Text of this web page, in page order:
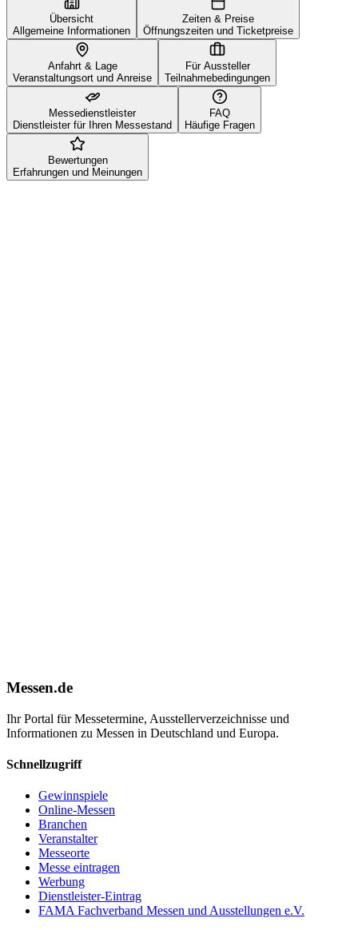
Übersicht
Allgemeine Informationen
Zeiten & Preise
Öffnungszeiten und Ticketpreise
Anfahrt & Lage
Veranstaltungsort und Anreise
Für Aussteller
Teilnahmebedingungen
Messedienstleister
Dienstleister für Ihren Messestand
FAQ
Häufige Fragen
Bewertungen
Erfahrungen und Meinungen
Messen.de
Ihr Portal für Messetermine, Ausstellerverzeichnisse und
Informationen zu Messen in Deutschland und Europa.
Schnellzugriff
Gewinnspiele
Online-Messen
Branchen
Veranstalter
Messeorte
Messe eintragen
Werbung
Dienstleister-Eintrag
FAMA Fachverband Messen und Ausstellungen e.V.